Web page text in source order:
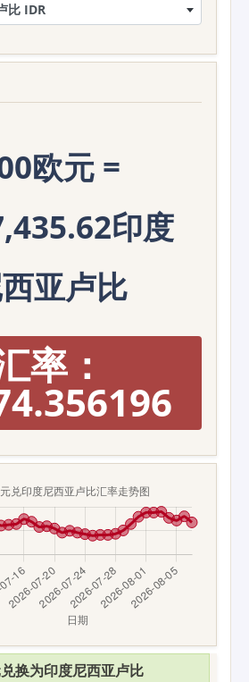
比 IDR
欧元 =
印度
亚卢比
率：
换为印度尼西亚卢比